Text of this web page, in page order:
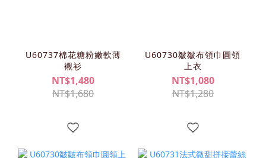
U60737棉花糖粉嫩軟薄
襯衫
NT$1,480
NT$1,680
U60730皺皺布領巾圓領
上衣
NT$1,080
NT$1,280